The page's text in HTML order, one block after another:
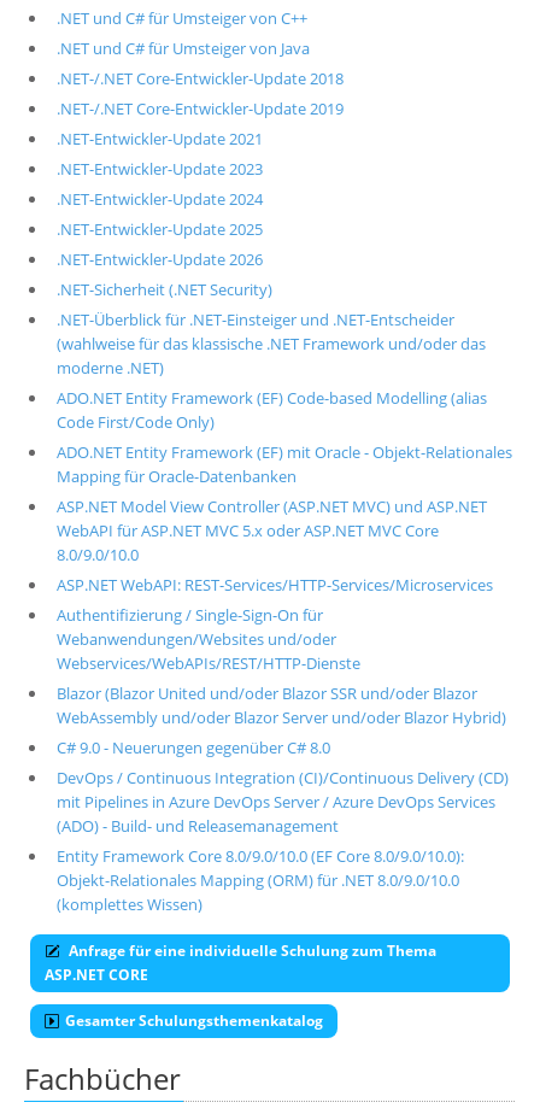
.NET und C# für Umsteiger von C++
.NET und C# für Umsteiger von Java
.NET-/.NET Core-Entwickler-Update 2018
.NET-/.NET Core-Entwickler-Update 2019
.NET-Entwickler-Update 2021
.NET-Entwickler-Update 2023
.NET-Entwickler-Update 2024
.NET-Entwickler-Update 2025
.NET-Entwickler-Update 2026
.NET-Sicherheit (.NET Security)
.NET-Überblick für .NET-Einsteiger und .NET-Entscheider
(wahlweise für das klassische .NET Framework und/oder das
moderne .NET)
ADO.NET Entity Framework (EF) Code-based Modelling (alias
Code First/Code Only)
ADO.NET Entity Framework (EF) mit Oracle - Objekt-Relationales
Mapping für Oracle-Datenbanken
ASP.NET Model View Controller (ASP.NET MVC) und ASP.NET
WebAPI für ASP.NET MVC 5.x oder ASP.NET MVC Core
8.0/9.0/10.0
ASP.NET WebAPI: REST-Services/HTTP-Services/Microservices
Authentifizierung / Single-Sign-On für
Webanwendungen/Websites und/oder
Webservices/WebAPIs/REST/HTTP-Dienste
Blazor (Blazor United und/oder Blazor SSR und/oder Blazor
WebAssembly und/oder Blazor Server und/oder Blazor Hybrid)
C# 9.0 - Neuerungen gegenüber C# 8.0
DevOps / Continuous Integration (CI)/Continuous Delivery (CD)
mit Pipelines in Azure DevOps Server / Azure DevOps Services
(ADO) - Build- und Releasemanagement
Entity Framework Core 8.0/9.0/10.0 (EF Core 8.0/9.0/10.0):
Objekt-Relationales Mapping (ORM) für .NET 8.0/9.0/10.0
(komplettes Wissen)
Anfrage für eine individuelle Schulung zum Thema
ASP.NET CORE
Gesamter Schulungsthemenkatalog
Fachbücher